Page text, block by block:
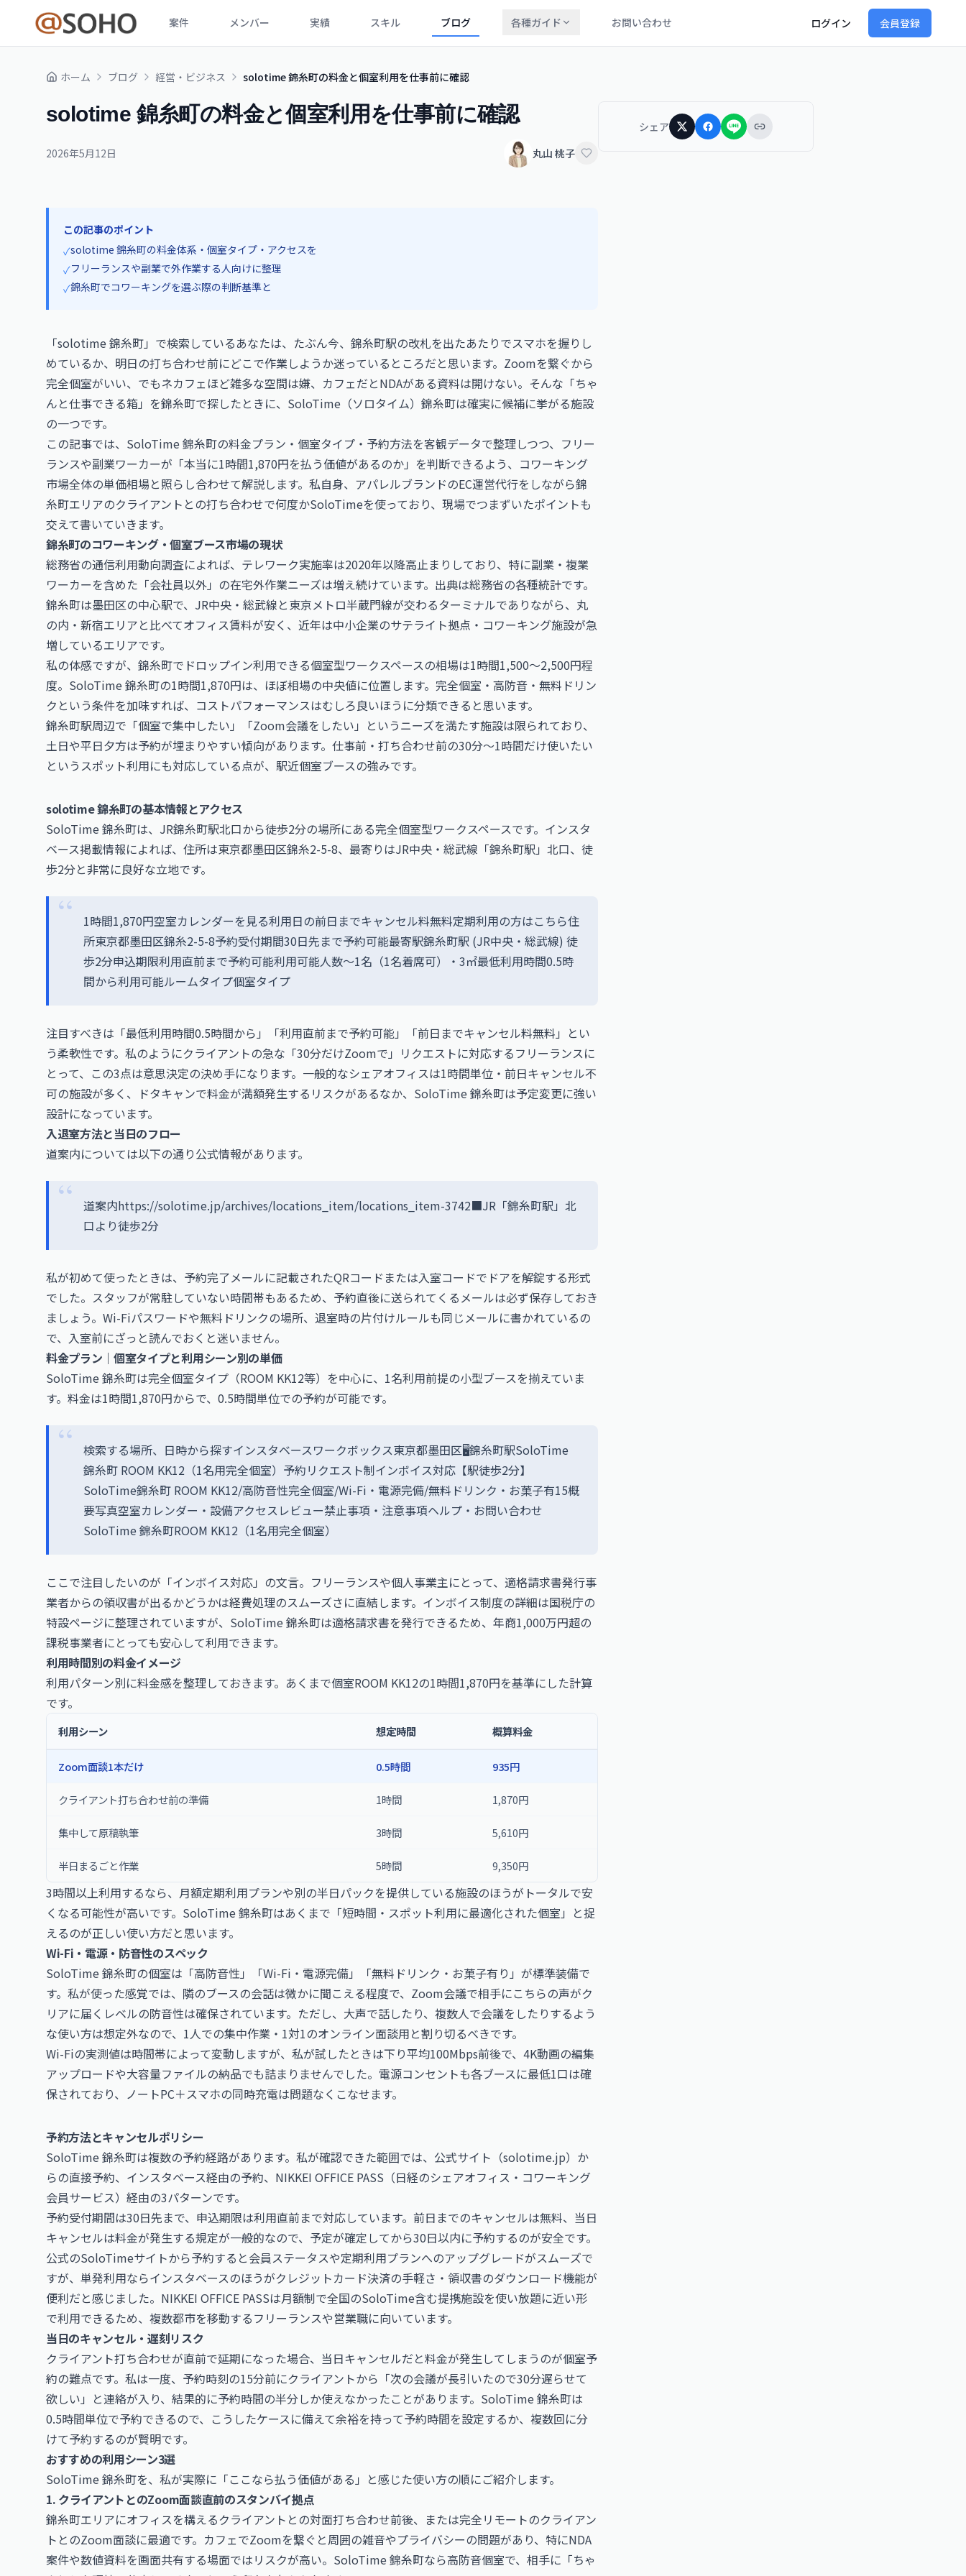
案件 メンバー 実績 スキル ブログ 各種ガイド お問い合わせ ログイン 会員登録
ホーム ブログ 経営・ビジネス solotime 錦糸町の料金と個室利用を仕事前に確認
solotime 錦糸町の料金と個室利用を仕事前に確認
2026年5月12日 丸山 桃子
この記事のポイント
✓solotime 錦糸町の料金体系・個室タイプ・アクセスを
✓フリーランスや副業で外作業する人向けに整理
✓錦糸町でコワーキングを選ぶ際の判断基準と
「solotime 錦糸町」で検索しているあなたは、たぶん今、錦糸町駅の改札を出たあたりでスマホを握りし
めているか、明日の打ち合わせ前にどこで作業しようか迷っているところだと思います。Zoomを繋ぐから
完全個室がいい、でもネカフェほど雑多な空間は嫌、カフェだとNDAがある資料は開けない。そんな「ちゃ
んと仕事できる箱」を錦糸町で探したときに、SoloTime（ソロタイム）錦糸町は確実に候補に挙がる施設
の一つです。
この記事では、SoloTime 錦糸町の料金プラン・個室タイプ・予約方法を客観データで整理しつつ、フリー
ランスや副業ワーカーが「本当に1時間1,870円を払う価値があるのか」を判断できるよう、コワーキング
市場全体の単価相場と照らし合わせて解説します。私自身、アパレルブランドのEC運営代行をしながら錦
糸町エリアのクライアントとの打ち合わせで何度かSoloTimeを使っており、現場でつまずいたポイントも
交えて書いていきます。
錦糸町のコワーキング・個室ブース市場の現状
総務省の通信利用動向調査によれば、テレワーク実施率は2020年以降高止まりしており、特に副業・複業
ワーカーを含めた「会社員以外」の在宅外作業ニーズは増え続けています。出典は総務省の各種統計です。
錦糸町は墨田区の中心駅で、JR中央・総武線と東京メトロ半蔵門線が交わるターミナルでありながら、丸
の内・新宿エリアと比べてオフィス賃料が安く、近年は中小企業のサテライト拠点・コワーキング施設が急
増しているエリアです。
私の体感ですが、錦糸町でドロップイン利用できる個室型ワークスペースの相場は1時間1,500〜2,500円程
度。SoloTime 錦糸町の1時間1,870円は、ほぼ相場の中央値に位置します。完全個室・高防音・無料ドリン
クという条件を加味すれば、コストパフォーマンスはむしろ良いほうに分類できると思います。
錦糸町駅周辺で「個室で集中したい」「Zoom会議をしたい」というニーズを満たす施設は限られており、
土日や平日夕方は予約が埋まりやすい傾向があります。仕事前・打ち合わせ前の30分〜1時間だけ使いたい
というスポット利用にも対応している点が、駅近個室ブースの強みです。
solotime 錦糸町の基本情報とアクセス
SoloTime 錦糸町は、JR錦糸町駅北口から徒歩2分の場所にある完全個室型ワークスペースです。インスタ
ベース掲載情報によれば、住所は東京都墨田区錦糸2-5-8、最寄りはJR中央・総武線「錦糸町駅」北口、徒
歩2分と非常に良好な立地です。
1時間1,870円空室カレンダーを見る利用日の前日までキャンセル料無料定期利用の方はこちら住
所東京都墨田区錦糸2-5-8予約受付期間30日先まで予約可能最寄駅錦糸町駅 (JR中央・総武線) 徒
歩2分申込期限利用直前まで予約可能利用可能人数〜1名（1名着席可）・3㎡最低利用時間0.5時
間から利用可能ルームタイプ個室タイプ
注目すべきは「最低利用時間0.5時間から」「利用直前まで予約可能」「前日までキャンセル料無料」とい
う柔軟性です。私のようにクライアントの急な「30分だけZoomで」リクエストに対応するフリーランスに
とって、この3点は意思決定の決め手になります。一般的なシェアオフィスは1時間単位・前日キャンセル不
可の施設が多く、ドタキャンで料金が満額発生するリスクがあるなか、SoloTime 錦糸町は予定変更に強い
設計になっています。
入退室方法と当日のフロー
道案内については以下の通り公式情報があります。
道案内https://solotime.jp/archives/locations_item/locations_item-3742■JR「錦糸町駅」北
口より徒歩2分
私が初めて使ったときは、予約完了メールに記載されたQRコードまたは入室コードでドアを解錠する形式
でした。スタッフが常駐していない時間帯もあるため、予約直後に送られてくるメールは必ず保存しておき
ましょう。Wi-Fiパスワードや無料ドリンクの場所、退室時の片付けルールも同じメールに書かれているの
で、入室前にざっと読んでおくと迷いません。
料金プラン｜個室タイプと利用シーン別の単価
SoloTime 錦糸町は完全個室タイプ（ROOM KK12等）を中心に、1名利用前提の小型ブースを揃えていま
す。料金は1時間1,870円からで、0.5時間単位での予約が可能です。
検索する場所、日時から探すインスタベースワークボックス東京都墨田区🖥錦糸町駅SoloTime
錦糸町 ROOM KK12（1名用完全個室）予約リクエスト制インボイス対応【駅徒歩2分】
SoloTime錦糸町 ROOM KK12/高防音性完全個室/Wi-Fi・電源完備/無料ドリンク・お菓子有15概
要写真空室カレンダー・設備アクセスレビュー禁止事項・注意事項ヘルプ・お問い合わせ
SoloTime 錦糸町ROOM KK12（1名用完全個室）
ここで注目したいのが「インボイス対応」の文言。フリーランスや個人事業主にとって、適格請求書発行事
業者からの領収書が出るかどうかは経費処理のスムーズさに直結します。インボイス制度の詳細は国税庁の
特設ページに整理されていますが、SoloTime 錦糸町は適格請求書を発行できるため、年商1,000万円超の
課税事業者にとっても安心して利用できます。
利用時間別の料金イメージ
利用パターン別に料金感を整理しておきます。あくまで個室ROOM KK12の1時間1,870円を基準にした計算
です。
利用シーン 想定時間 概算料金
Zoom面談1本だけ 0.5時間 935円
クライアント打ち合わせ前の準備 1時間 1,870円
集中して原稿執筆 3時間 5,610円
半日まるごと作業 5時間 9,350円
3時間以上利用するなら、月額定期利用プランや別の半日パックを提供している施設のほうがトータルで安
くなる可能性が高いです。SoloTime 錦糸町はあくまで「短時間・スポット利用に最適化された個室」と捉
えるのが正しい使い方だと思います。
Wi-Fi・電源・防音性のスペック
SoloTime 錦糸町の個室は「高防音性」「Wi-Fi・電源完備」「無料ドリンク・お菓子有り」が標準装備で
す。私が使った感覚では、隣のブースの会話は微かに聞こえる程度で、Zoom会議で相手にこちらの声がク
リアに届くレベルの防音性は確保されています。ただし、大声で話したり、複数人で会議をしたりするよう
な使い方は想定外なので、1人での集中作業・1対1のオンライン面談用と割り切るべきです。
Wi-Fiの実測値は時間帯によって変動しますが、私が試したときは下り平均100Mbps前後で、4K動画の編集
アップロードや大容量ファイルの納品でも詰まりませんでした。電源コンセントも各ブースに最低1口は確
保されており、ノートPC＋スマホの同時充電は問題なくこなせます。
予約方法とキャンセルポリシー
SoloTime 錦糸町は複数の予約経路があります。私が確認できた範囲では、公式サイト（solotime.jp）か
らの直接予約、インスタベース経由の予約、NIKKEI OFFICE PASS（日経のシェアオフィス・コワーキング
会員サービス）経由の3パターンです。
予約受付期間は30日先まで、申込期限は利用直前まで対応しています。前日までのキャンセルは無料、当日
キャンセルは料金が発生する規定が一般的なので、予定が確定してから30日以内に予約するのが安全です。
公式のSoloTimeサイトから予約すると会員ステータスや定期利用プランへのアップグレードがスムーズで
すが、単発利用ならインスタベースのほうがクレジットカード決済の手軽さ・領収書のダウンロード機能が
便利だと感じました。NIKKEI OFFICE PASSは月額制で全国のSoloTime含む提携施設を使い放題に近い形
で利用できるため、複数都市を移動するフリーランスや営業職に向いています。
当日のキャンセル・遅刻リスク
クライアント打ち合わせが直前で延期になった場合、当日キャンセルだと料金が発生してしまうのが個室予
約の難点です。私は一度、予約時刻の15分前にクライアントから「次の会議が長引いたので30分遅らせて
欲しい」と連絡が入り、結果的に予約時間の半分しか使えなかったことがあります。SoloTime 錦糸町は
0.5時間単位で予約できるので、こうしたケースに備えて余裕を持って予約時間を設定するか、複数回に分
けて予約するのが賢明です。
おすすめの利用シーン3選
SoloTime 錦糸町を、私が実際に「ここなら払う価値がある」と感じた使い方の順にご紹介します。
1. クライアントとのZoom面談直前のスタンバイ拠点
錦糸町エリアにオフィスを構えるクライアントとの対面打ち合わせ前後、または完全リモートのクライアン
トとのZoom面談に最適です。カフェでZoomを繋ぐと周囲の雑音やプライバシーの問題があり、特にNDA
案件や数値資料を画面共有する場面ではリスクが高い。SoloTime 錦糸町なら高防音個室で、相手に「ちゃ
シェア